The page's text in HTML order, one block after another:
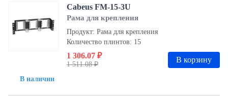
В наличии
Cabeus FM-15-3U
Рама для крепления
Продукт: Рама для крепления
Количество плинтов: 15
1 306.07 ₽
1 511.08 ₽
В корзину